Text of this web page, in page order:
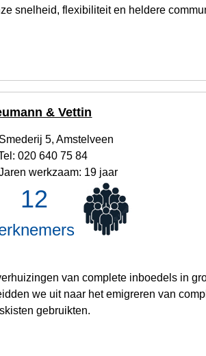
snelheid, flexibiliteit en heldere
& Vettin
Smederij 5, Amstelveen
020 640 75 84
werkzaam: 19 jaar
12
van complete inboedels in
we uit naar het emigreren van
gebruikten.